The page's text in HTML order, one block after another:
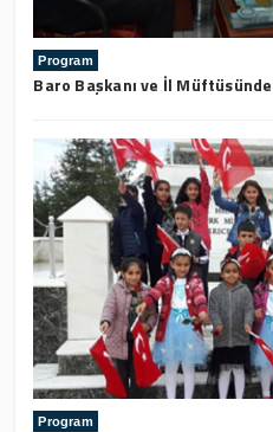
Program
Baro Başkanı ve İl
Program